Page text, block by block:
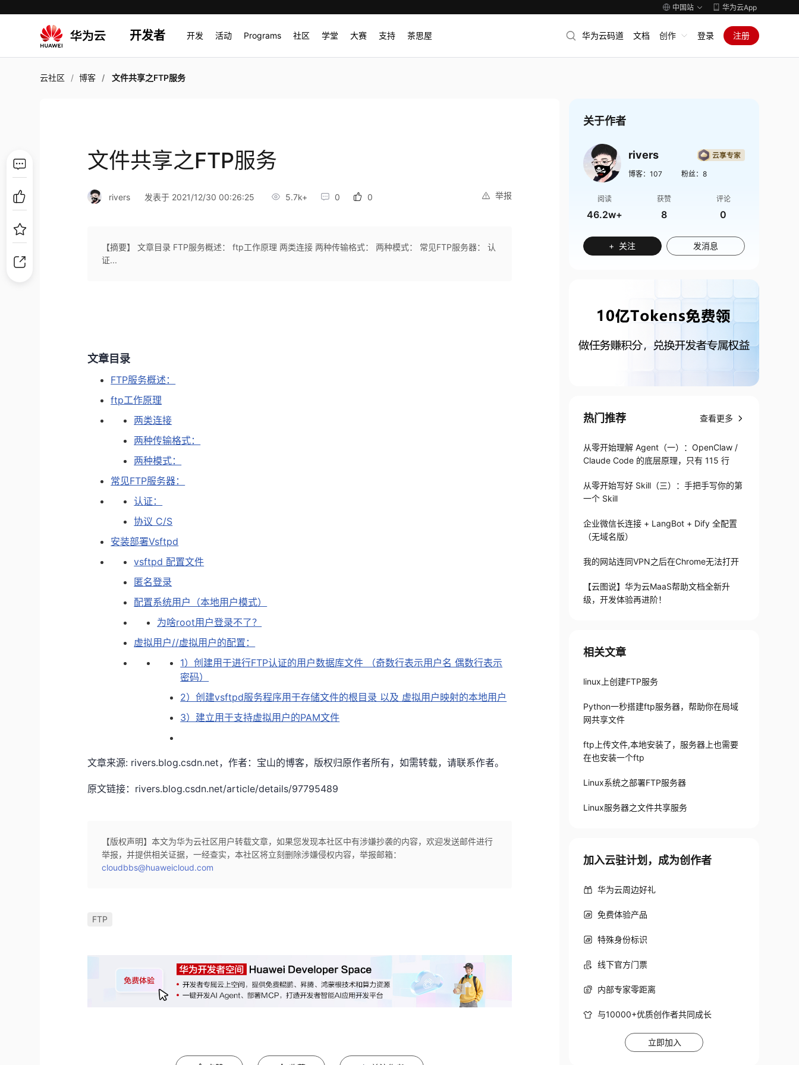
中国站 华为云App
开发者 开发 活动 Programs 社区 学堂 大赛 支持 茶思屋 华为云码道 文档 创作 登录 注册
云社区 博客 文件共享之FTP服务
文件共享之FTP服务
举报
rivers 发表于 2021/12/30 00:26:25 5.7k+ 0 0
【摘要】 文章目录 FTP服务概述： ftp工作原理 两类连接 两种传输格式： 两种模式： 常见FTP服务器： 认
证...
文章目录
FTP服务概述：
ftp工作原理
两类连接
两种传输格式：
两种模式：
常见FTP服务器：
认证：
协议 C/S
安装部署Vsftpd
vsftpd 配置文件
匿名登录
配置系统用户（本地用户模式）
为啥root用户登录不了？
虚拟用户//虚拟用户的配置：
1）创建用于进行FTP认证的用户数据库文件 （奇数行表示用户名 偶数行表示
密码）
2）创建vsftpd服务程序用于存储文件的根目录 以及 虚拟用户映射的本地用户
3）建立用于支持虚拟用户的PAM文件
文章来源: rivers.blog.csdn.net，作者：宝山的博客，版权归原作者所有，如需转载，请联系作者。
原文链接：rivers.blog.csdn.net/article/details/97795489
【版权声明】本文为华为云社区用户转载文章，如果您发现本社区中有涉嫌抄袭的内容，欢迎发送邮件进行
举报，并提供相关证据，一经查实，本社区将立刻删除涉嫌侵权内容，举报邮箱：
cloudbbs@huaweicloud.com
FTP
关于作者
rivers
博客： 107 粉丝： 8
阅读
46.2w+
获赞
8
评论
0
+ 关注 发消息
热门推荐 查看更多
从零开始理解 Agent（一）：OpenClaw /
Claude Code 的底层原理，只有 115 行
从零开始写好 Skill（三）：手把手写你的第
一个 Skill
企业微信长连接 + LangBot + Dify 全配置
（无域名版）
我的网站连同VPN之后在Chrome无法打开
【云图说】华为云MaaS帮助文档全新升
级，开发体验再进阶！
相关文章
linux上创建FTP服务
Python一秒搭建ftp服务器，帮助你在局域
网共享文件
ftp上传文件,本地安装了，服务器上也需要
在也安装一个ftp
Linux系统之部署FTP服务器
Linux服务器之文件共享服务
加入云驻计划，成为创作者
华为云周边好礼
免费体验产品
特殊身份标识
线下官方门票
内部专家零距离
与10000+优质创作者共同成长
立即加入